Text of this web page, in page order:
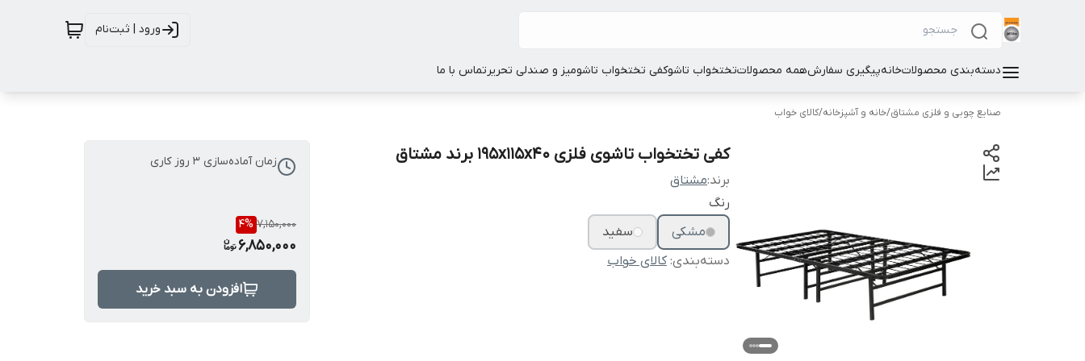
ورود | ثبت‌نام
دسته‌بندی محصولاتخانهپیگیری سفارشهمه محصولاتتختخواب تاشوکفی تختخواب تاشومیز و صندلی تحریرتماس با ما
صنایع چوبی و فلزی مشتاق/خانه و آشپزخانه/کالای خواب
کفی تختخواب تاشوی فلزی 195x115x40 برند مشتاق
برند:مشتاق
رنگ
مشکی
سفید
دسته‌بندی: کالای خواب
زمان آماده‌سازی 3 روز کاری
7,150,000
4%
6,850,000
افزودن به سبد خرید